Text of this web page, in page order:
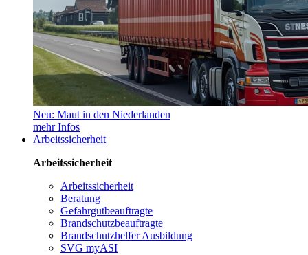
Neu: Maut in den Niederlanden
mehr Infos
Arbeitssicherheit
Arbeitssicherheit
Arbeitssicherheit
Beratung
Gefahrgutbeauftragte
Brandschutzbeauftragte
Brandschutzhelfer Ausbildung
SVG myASI